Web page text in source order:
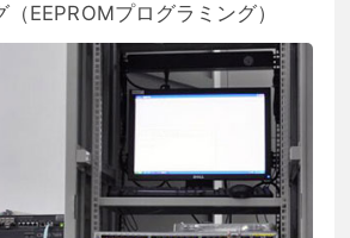
（EEPROMプログラミング）